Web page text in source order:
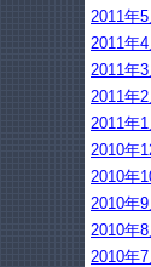
2011年5
2011年4
2011年3
2011年2
2011年1
2010年
2010年
2010年9
2010年8
2010年7